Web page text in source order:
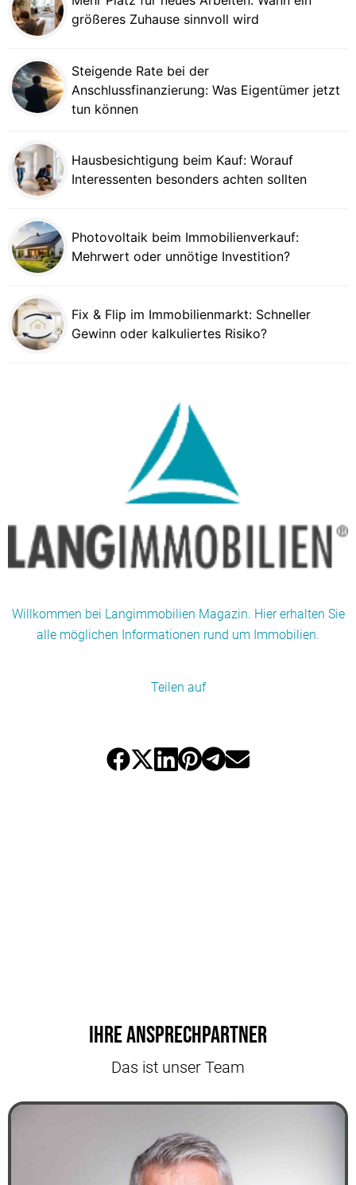
größeres Zuhause sinnvoll wird
Steigende Rate bei der
Anschlussfinanzierung: Was Eigentümer jetzt
tun können
Hausbesichtigung beim Kauf: Worauf
Interessenten besonders achten sollten
Photovoltaik beim Immobilienverkauf:
Mehrwert oder unnötige Investition?
Fix & Flip im Immobilienmarkt: Schneller
Gewinn oder kalkuliertes Risiko?
Willkommen bei Langimmobilien Magazin. Hier erhalten Sie
alle möglichen Informationen rund um Immobilien.
Teilen auf
Ihre Ansprechpartner
Das ist unser Team